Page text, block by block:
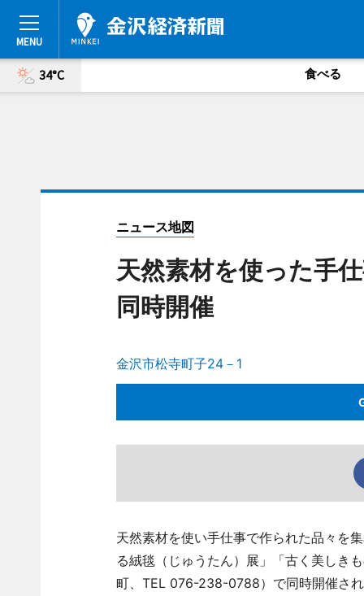
34°C 食べる
ニュース地図
天然素材を使った手
同時開催
金沢市松寺町子24－1
天然素材を使い手仕事で作られた品々を
る絨毯（じゅうたん）展」「古く美しき
町、TEL 076-238-0788）で同時開催さ